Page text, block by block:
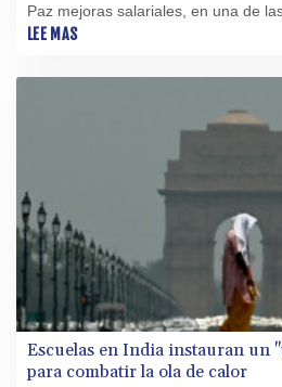
Paz mejoras salariales, en una de
sector este año contra el gobierno.
LEE MAS
Escuelas en India instauran un
para combatir la ola de calor